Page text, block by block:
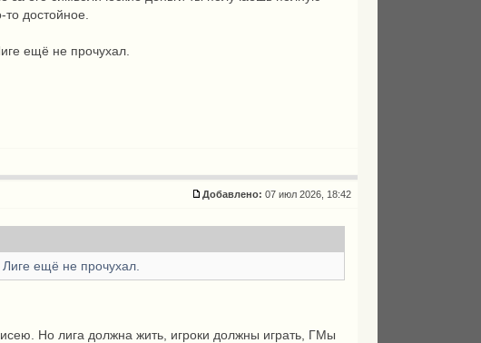
достойное.
ещё не прочухал.
Добавлено: 07 июл 2026, 18:42
ещё не прочухал.
Но лига должна жить, игроки должны играть, ГМы